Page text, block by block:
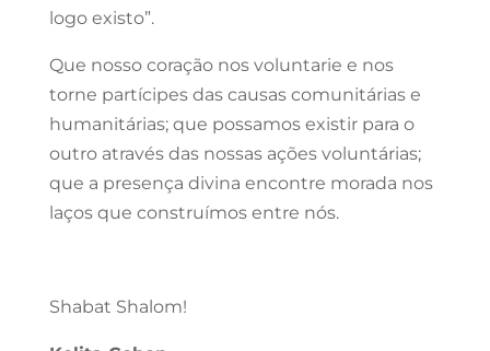
logo existo”.
Que nosso coração nos voluntarie e nos
torne partícipes das causas comunitárias e
humanitárias; que possamos existir para o
outro através das nossas ações voluntárias;
que a presença divina encontre morada nos
laços que construímos entre nós.
Shabat Shalom!